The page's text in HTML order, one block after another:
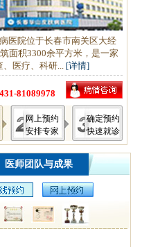
医院位于长春市南关区大经
面积3300余平方米，是一家
、医疗、科研... [详情]
81089978
网上预约
安排专家
确定预约
快速就诊
医师团队与成果